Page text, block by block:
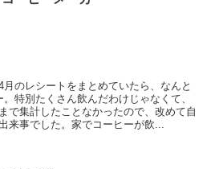
のレシートをまとめていたら、なんと
特別たくさん飲んだわけじゃなくて、
で集計したことなかったので、改めて自
来事でした。家でコーヒーが飲...